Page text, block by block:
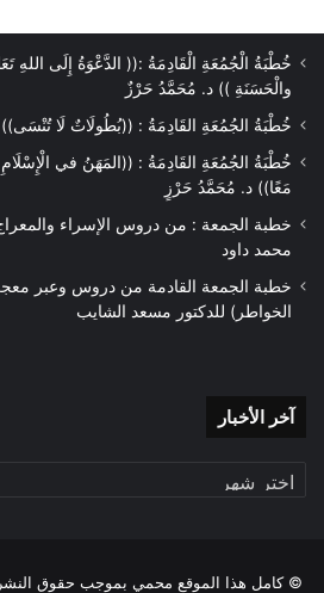
خُطْبَةُ الْجُمُعَةِ الْقَادِمَةُ :(( الدَّعْوَةُ إِلَى اللهِ
والْحَسَنَةِ )) د. مُحَمَّدُ حَرْزٌ
خُطْبَةُ الجُمُعَةِ القَادِمَةُ : ((بُطُولَاتٌ لَا
خُطْبَةُ الجُمُعَةِ القَادِمَةُ : ((المَهَنُ في
مَعًا)) د. مُحَمَّدُ حَرْزٍ
خطبة الجمعة : من دروس الإسراء والمعراج
محمد داود
خطبة الجمعة القادمة من دروس وعبر
الخواطر) للدكتور مسعد الشايب
آخر الأخبار
© كامل هذا الموقع محمي بموجب حقوق